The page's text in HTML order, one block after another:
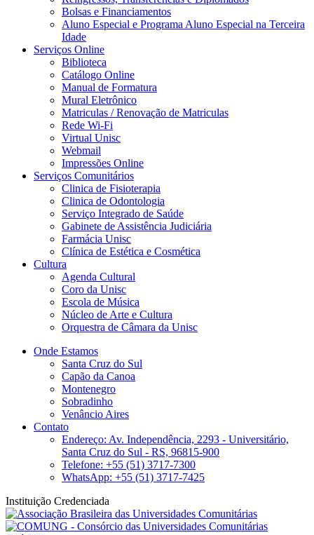
Bolsas e Financiamentos
Aluno Especial e Programa Aluno Especial na Terceira
Idade
Serviços Online
Biblioteca
Catálogo Online
Manual de Formatura
Mural Eletrônico
Matriculas / Renovação de Matriculas
Rede Wi-Fi
Virtual Unisc
Webmail
Impressões Online
Serviços Comunitários
Clinica de Fisioterapia
Clinica de Odontologia
Serviço Integrado de Saúde
Gabinete de Assistência Judiciária
Farmácia Unisc
Clínica de Estética e Cosmética
Cultura
Agenda Cultural
Coro da Unisc
Escola de Música
Núcleo de Arte e Cultura
Orquestra de Câmara da Unisc
Onde Estamos
Santa Cruz do Sul
Capão da Canoa
Montenegro
Sobradinho
Venâncio Aires
Contato
Endereço: Av. Independência, 2293 - Universitário,
Santa Cruz do Sul - RS, 96815-900
Telefone: +55 (51) 3717-7300
WhatsApp: +55 (51) 3717-7425
Instituição Credenciada